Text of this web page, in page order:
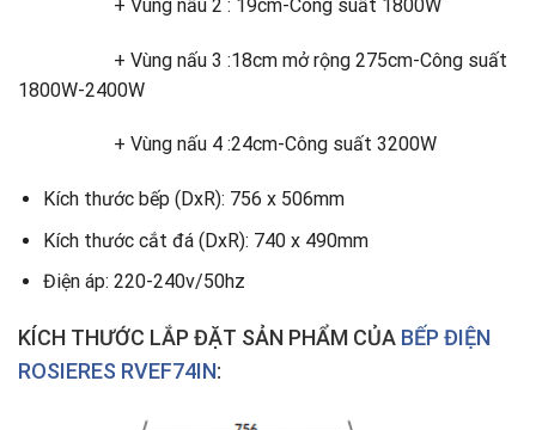
+ Vùng nấu 2 : 19cm-Công suất 1800W
+ Vùng nấu 3 :18cm mở rộng 275cm-Công suất
1800W-2400W
+ Vùng nấu 4 :24cm-Công suất 3200W
Kích thước bếp (DxR): 756 x 506mm
Kích thước cắt đá (DxR): 740 x 490mm
Điện áp: 220-240v/50hz
KÍCH THƯỚC LẮP ĐẶT SẢN PHẨM CỦA BẾP ĐIỆN
ROSIERES RVEF74IN: